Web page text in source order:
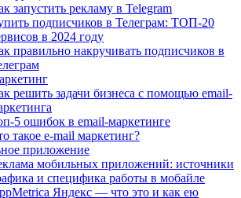
запустить рекламу в Telegram
подписчиков в Телеграм: ТОП-20
в 2024 году
правильно накручивать подписчиков в
решить задачи бизнеса с помощью email-
5 ошибок в email-маркетинге
такое e-mail маркетинг?
приложение
мобильных приложений: источники
и специфика работы в мобайле
Яндекс — что это и как ею